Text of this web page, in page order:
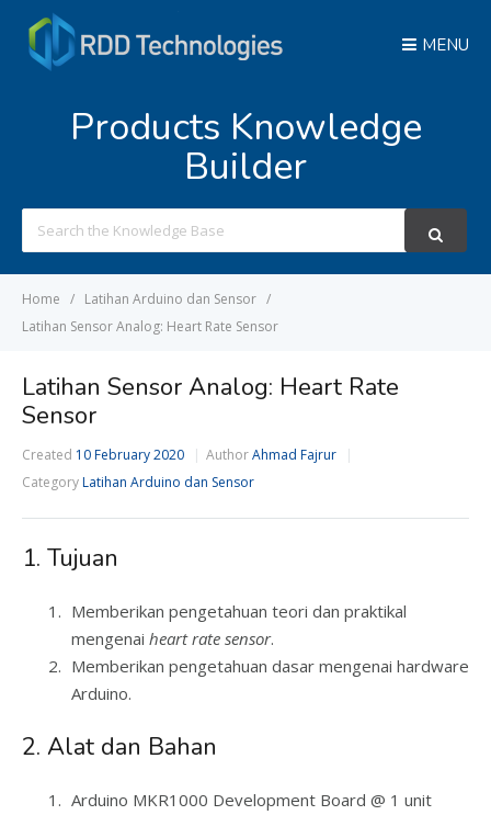
MENU
Products Knowledge
Builder
For
Home
Latihan Arduino dan Sensor
Latihan Sensor Analog: Heart Rate Sensor
Latihan Sensor Analog: Heart Rate
Sensor
Created 10 February 2020 AuthorAhmad Fajrur
CategoryLatihan Arduino dan Sensor
1. Tujuan
Memberikan pengetahuan teori dan praktikal
mengenai heart rate sensor.
Memberikan pengetahuan dasar mengenai hardware
Arduino.
2. Alat dan Bahan
Arduino MKR1000 Development Board @ 1 unit